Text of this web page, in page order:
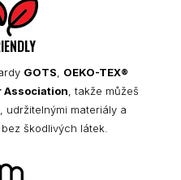
GOTS
OEKO-TEX®
Association , takže můžeš
udržitelnými materiály a
škodlivých látek.